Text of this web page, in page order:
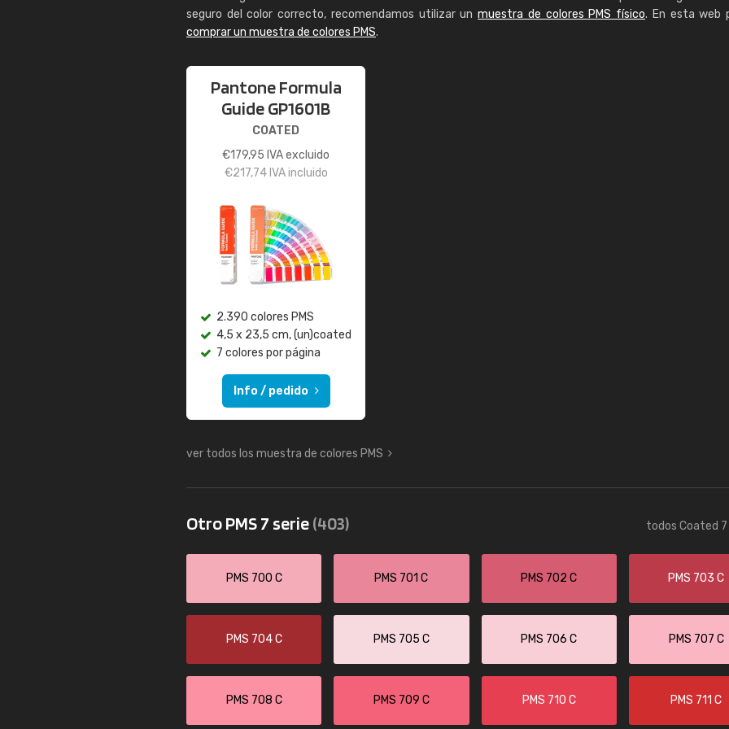
seguro del color correcto, recomendamos utilizar unmuestra de colores PMS físico. En esta web
comprar un muestra de colores PMS.
Pantone Formula
Guide GP1601B
COATED
€179,95 IVA excluido
€217,74IVA incluido
2.390 colores PMS
4,5 x 23,5 cm, (un)coated
7 colores por página
Info / pedido
ver todos los muestra de colores PMS
Otro PMS 7 serie(403) todos Coated 7
PMS 700 C PMS 701 C PMS 702 C PMS 703 C
PMS 704 C PMS 705 C PMS 706 C PMS 707 C
PMS 708 C PMS 709 C PMS 710 C PMS 711 C